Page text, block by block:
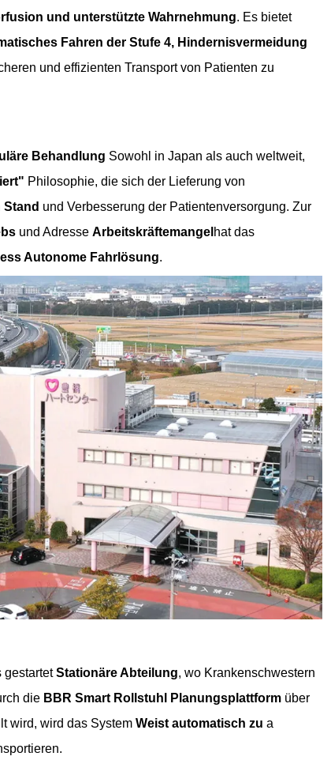
und unterstützte Wahrnehmung. Es bietet
Fahren der Stufe 4, Hindernisvermeidung
und effizienten Transport von Patienten zu
Behandlung Sowohl in Japan als auch weltweit,
Philosophie, die sich der Lieferung von
und Verbesserung der Patientenversorgung. Zur
und AdresseArbeitskräftemangel hat das
Autonome Fahrlösung.
gestartetStationäre Abteilung, wo Krankenschwestern
die BBR Smart Rollstuhl Planungsplattform über
wird, wird das SystemWeist automatisch zu a